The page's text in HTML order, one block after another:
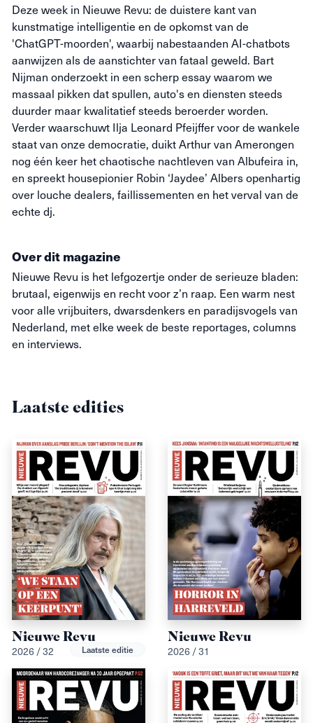
Deze week in Nieuwe Revu: de duistere kant van
kunstmatige intelligentie en de opkomst van de
'ChatGPT-moorden', waarbij nabestaanden AI-chatbots
aanwijzen als de aanstichter van fataal geweld. Bart
Nijman onderzoekt in een scherp essay waarom we
massaal pikken dat spullen, auto's en diensten steeds
duurder maar kwalitatief steeds beroerder worden.
Verder waarschuwt Ilja Leonard Pfeijffer voor de wankele
staat van onze democratie, duikt Arthur van Amerongen
nog één keer het chaotische nachtleven van Albufeira in,
en spreekt housepionier Robin ‘Jaydee’ Albers openhartig
over louche dealers, faillissementen en het verval van de
echte dj.
Over dit magazine
Nieuwe Revu is het lefgozertje onder de serieuze bladen:
brutaal, eigenwijs en recht voor z’n raap. Een warm nest
voor alle vrijbuiters, dwarsdenkers en paradijsvogels van
Nederland, met elke week de beste reportages, columns
en interviews.
Laatste edities
Nieuwe Revu
2026 / 32 Laatste editie
Nieuwe Revu
2026 / 31